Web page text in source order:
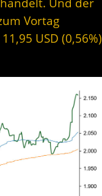
Vortag
USD (0,56%)